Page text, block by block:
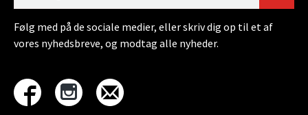
Følg med på de sociale medier, eller skriv dig op til et af
vores nyhedsbreve, og modtag alle nyheder.